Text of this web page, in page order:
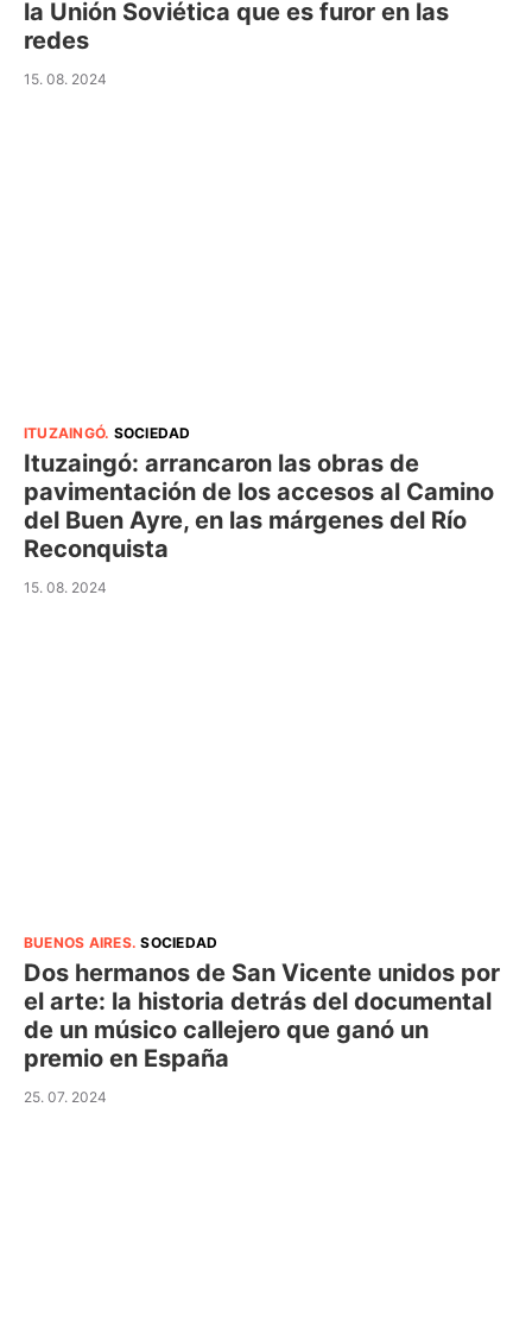
la Unión Soviética que es furor en las
redes
15. 08. 2024
ITUZAINGÓ. SOCIEDAD
Ituzaingó: arrancaron las obras de
pavimentación de los accesos al Camino
del Buen Ayre, en las márgenes del Río
Reconquista
15. 08. 2024
BUENOS AIRES.SOCIEDAD
Dos hermanos de San Vicente unidos por
el arte: la historia detrás del documental
de un músico callejero que ganó un
premio en España
25. 07. 2024